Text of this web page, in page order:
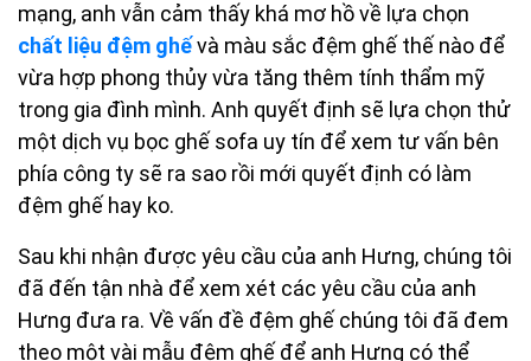
mạng, anh vẫn cảm thấy khá mơ hồ về lựa chọn
chất liệu đệm ghếvà màu sắc đệm ghế thế nào để
vừa hợp phong thủy vừa tăng thêm tính thẩm mỹ
trong gia đình mình. Anh quyết định sẽ lựa chọn thử
một dịch vụ bọc ghế sofa uy tín để xem tư vấn bên
phía công ty sẽ ra sao rồi mới quyết định có làm
đệm ghế hay ko.
Sau khi nhận được yêu cầu của anh Hưng, chúng tôi
đã đến tận nhà để xem xét các yêu cầu của anh
Hưng đưa ra. Về vấn đề đệm ghế chúng tôi đã đem
theo một vài mẫu đệm ghế để anh Hưng có thể